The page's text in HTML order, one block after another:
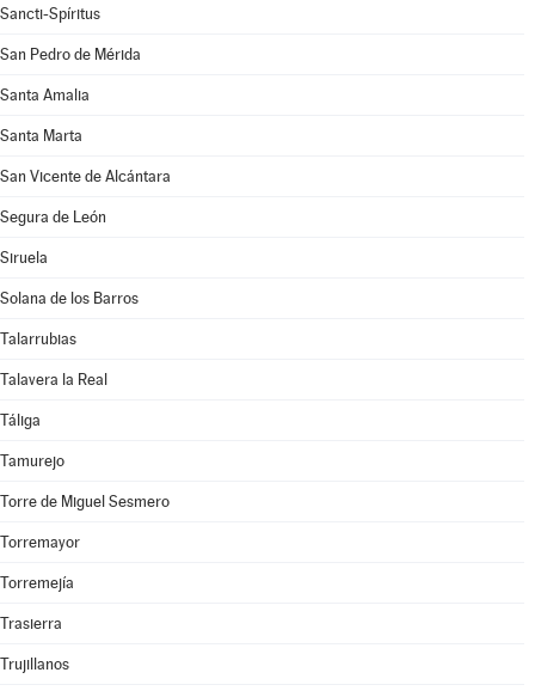
Sancti-Spíritus
San Pedro de Mérida
Santa Amalia
Santa Marta
San Vicente de Alcántara
Segura de León
Siruela
Solana de los Barros
Talarrubias
Talavera la Real
Táliga
Tamurejo
Torre de Miguel Sesmero
Torremayor
Torremejía
Trasierra
Trujillanos